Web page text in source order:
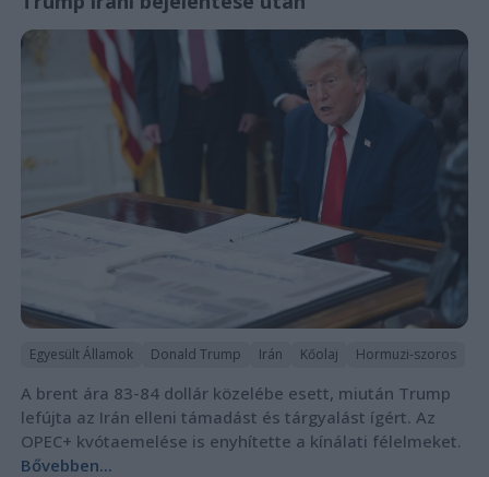
Egyesült Államok Donald Trump Irán Kőolaj Hormuzi-szoros
A brent ára 83-84 dollár közelébe esett, miután Trump
lefújta az Irán elleni támadást és tárgyalást ígért. Az
OPEC+ kvótaemelése is enyhítette a kínálati félelmeket.
Bővebben...